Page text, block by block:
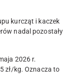
kurcząt i kaczek
nadal pozostały
2026 r.
zł/kg. Oznacza to